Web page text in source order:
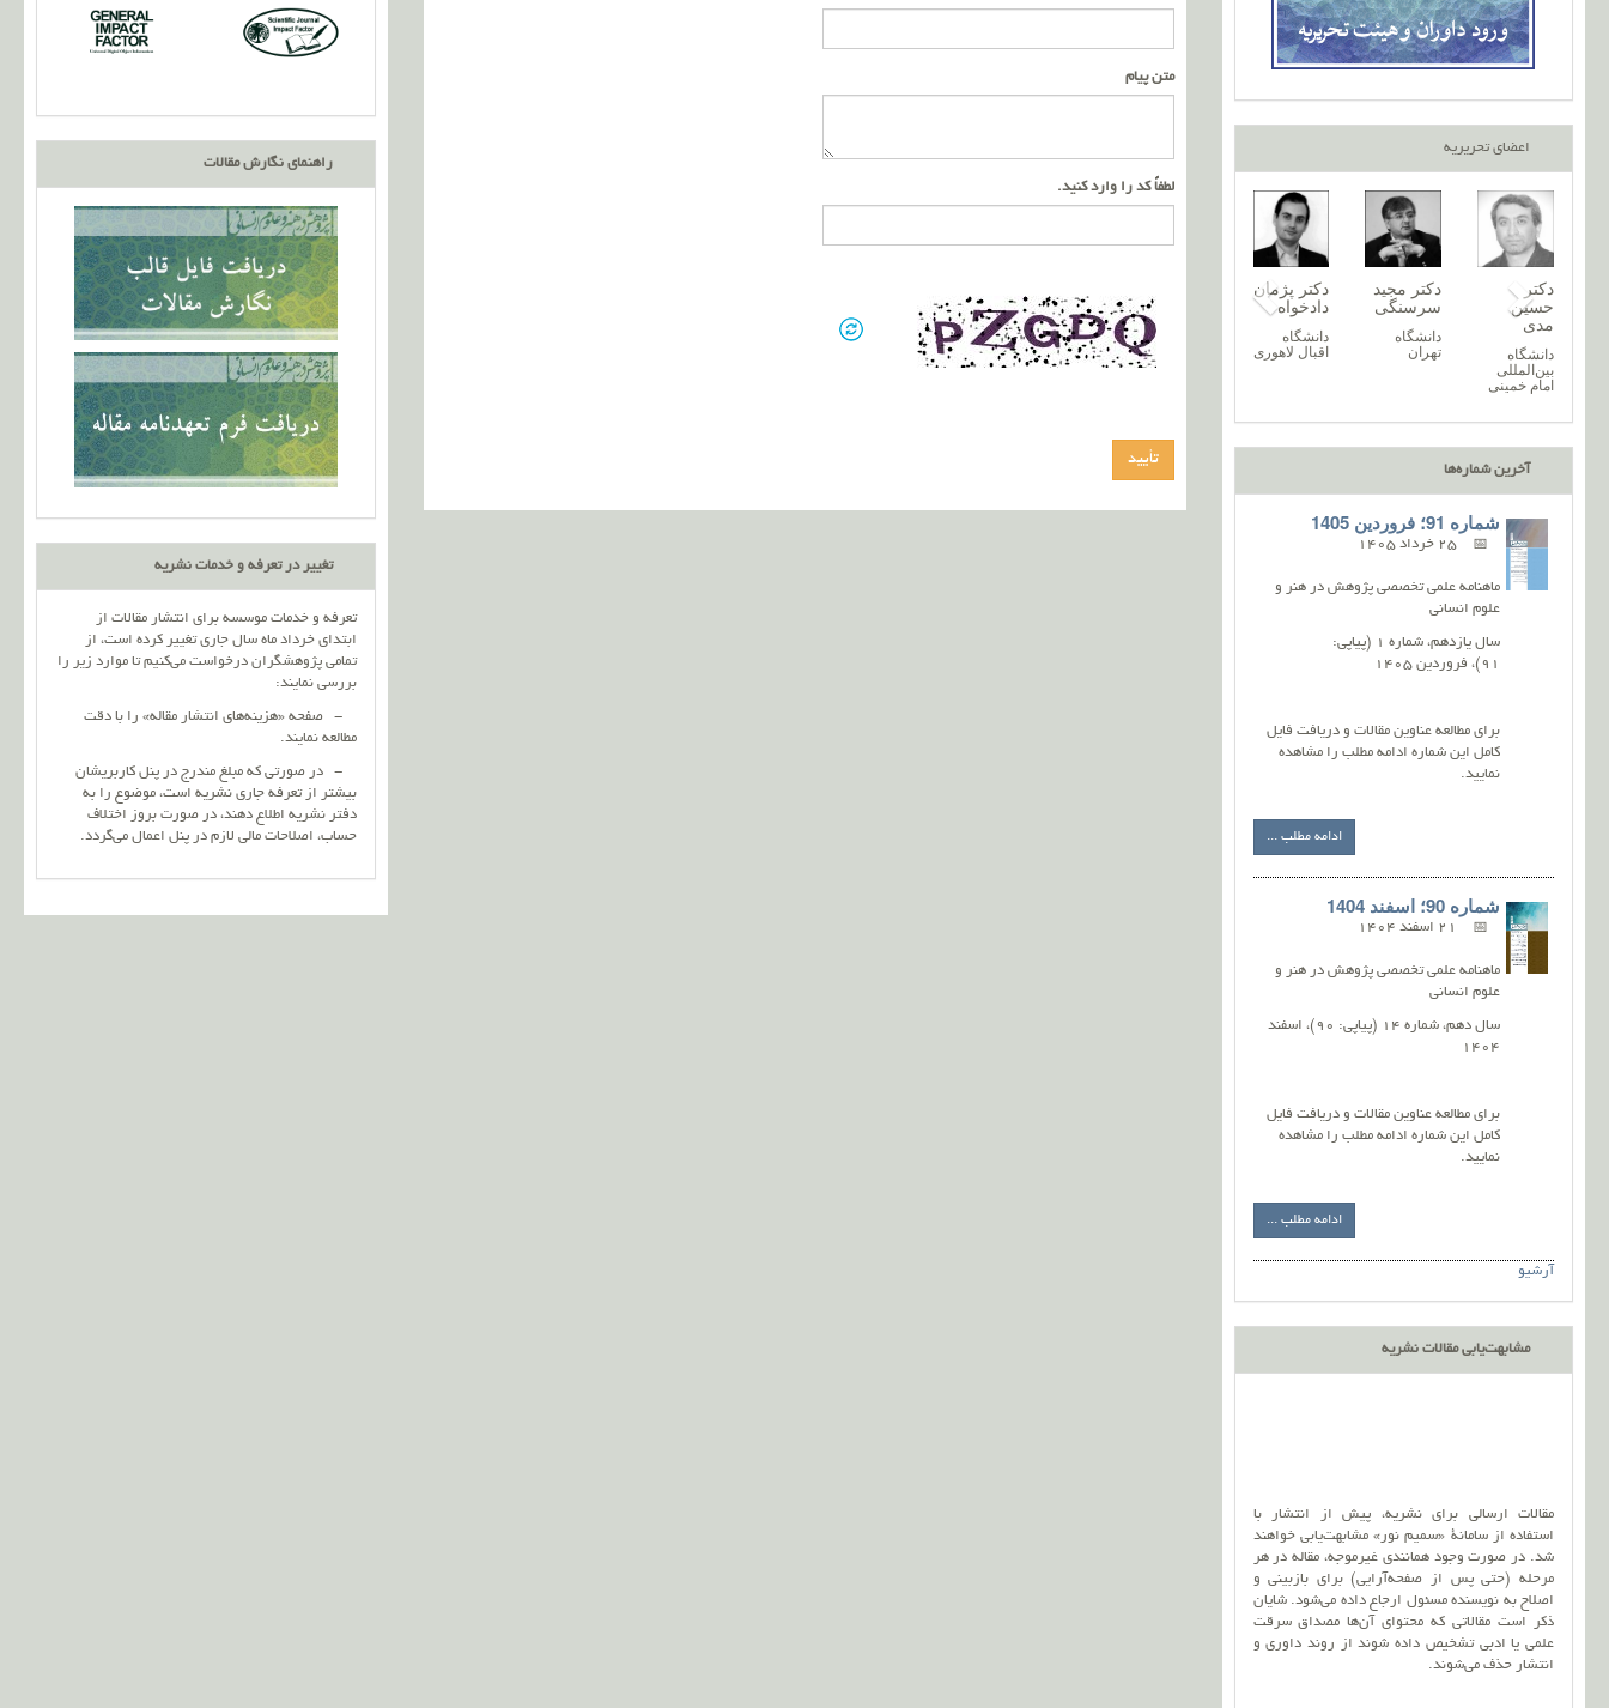
اعضای تحریریه
دادخواه
دانشگاه
اقبال لاهوری
سرسنگی
دانشگاه
دکتر
حسین
مدی
دانشگاه
دکتر پریسا
آروند
دکتر نغمه
خرازیان
مازندران
آخرین شماره‌ها
شماره 91؛ فروردین 1405
25 خرداد 1405
ماهنامه علمی تخصصی پژوهش در هنر و
علوم انسانی
سال یازدهم، شماره 1 (پیاپی:
91)، فروردین 1405
برای مطالعه عناوین مقالات و دریافت فایل
کامل این شماره ادامه مطلب را مشاهده
نمایید.
ادامه مطلب ...
شماره 90؛ اسفند 1404
21 اسفند 1404
ماهنامه علمی تخصصی پژوهش در هنر و
علوم انسانی
سال دهم، شماره 14 (پیاپی: 90)، اسفند
1404
برای مطالعه عناوین مقالات و دریافت فایل
کامل این شماره ادامه مطلب را مشاهده
نمایید.
ادامه مطلب ...
آرشیو
مشابهت‌یابی مقالات نشریه
مقالات ارسالی برای نشریه، پیش از انتشار با
استفاده از سامانۀ «سمیم نور» مشابهت‌یابی خواهند
شد. در صورت وجود همانندی غیرموجه، مقاله در هر
مرحله (حتی پس از صفحه‌آرایی) برای بازبینی و
اصلاح به نویسنده مسئول ارجاع داده می‌شود. شایان
ذکر است مقالاتی که محتوای آن‌ها مصداق سرقت
علمی یا ادبی تشخیص داده شوند از روند داوری و
انتشار حذف می‌شوند.
متن پیام
لطفاً کد را وارد کنید.
راهنمای نگارش مقالات
تغییر در تعرفه و خدمات نشریه
تعرفه و خدمات موسسه برای انتشار مقالات از
ابتدای خرداد ماه سال جاری تغییر کرده است، از
تمامی پژوهشگران درخواست می‌کنیم تا موارد زیر را
بررسی نمایند:
- صفحه «هزینه‌های انتشار مقاله» را با دقت
مطالعه نمایند.
- در صورتی که مبلغ مندرج در پنل کاربریشان
بیشتر از تعرفه جاری نشریه است، موضوع را به
دفتر نشریه اطلاع دهند، در صورت بروز اختلاف
حساب، اصلاحات مالی لازم در پنل اعمال می‌گردد.